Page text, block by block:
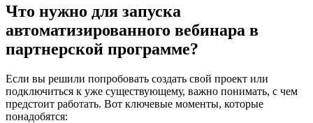
Что нужно для запуска
автоматизированного вебинара в
партнерской программе?
Если вы решили попробовать создать свой проект или
подключиться к уже существующему, важно понимать, с чем
предстоит работать. Вот ключевые моменты, которые
понадобятся: